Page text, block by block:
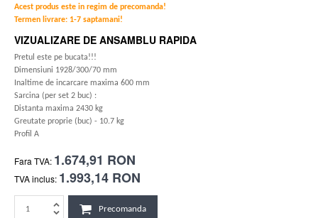
Acest produs este in regim de precomanda!
Termen livrare: 1-7 saptamani!
VIZUALIZARE DE ANSAMBLU RAPIDA
Pretul este pe bucata!!!
Dimensiuni 1928/300/70 mm
Inaltime de incarcare maxima 600 mm
Sarcina (per set 2 buc) :
Distanta maxima 2430 kg
Greutate proprie (buc) - 10.7 kg
Profil A
Fara TVA: 1.674,91 RON
TVA inclus: 1.993,14 RON
Precomanda